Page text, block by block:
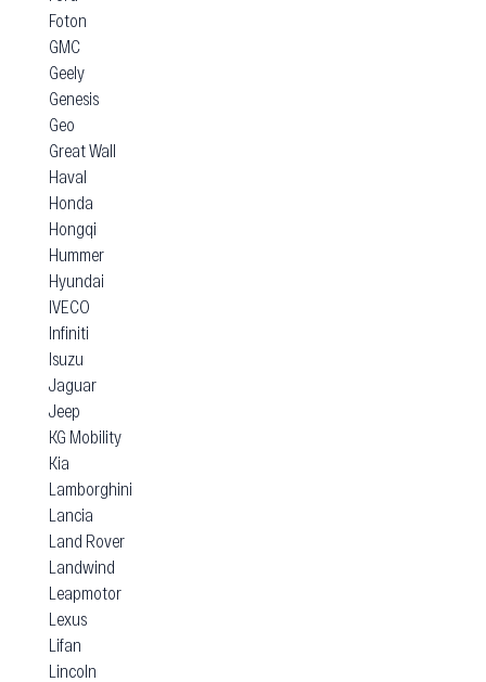
Foton
GMC
Geely
Genesis
Geo
Great Wall
Haval
Honda
Hongqi
Hummer
Hyundai
IVECO
Infiniti
Isuzu
Jaguar
Jeep
KG Mobility
Kia
Lamborghini
Lancia
Land Rover
Landwind
Leapmotor
Lexus
Lifan
Lincoln